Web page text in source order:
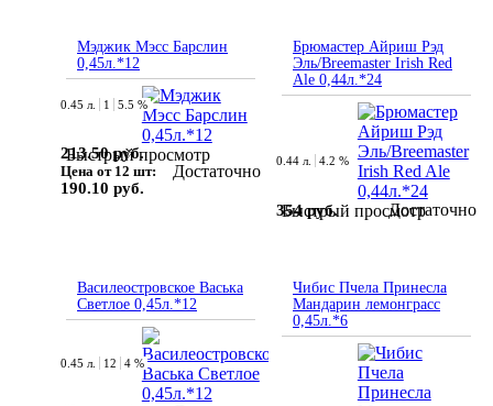
Мэджик Мэсс Барслин
0,45л.*12
Быстрый просмотр
0.45 л. 1 5.5 %
213.50 руб.
Цена от 12 шт:
190.10 руб.
Достаточно
Брюмастер Айриш Рэд
Эль/Breemaster Irish Red
Ale 0,44л.*24
Быстрый просмотр
0.44 л. 4.2 %
354 руб. Достаточно
Василеостровское Васька
Светлое 0,45л.*12
0.45 л. 12 4 %
Чибис Пчела Принесла
Мандарин лемонграсс
0,45л.*6